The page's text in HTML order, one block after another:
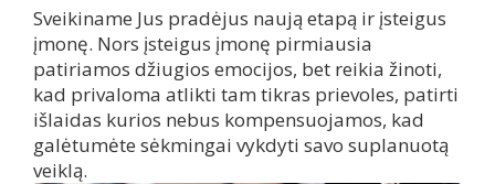
Sveikiname Jus pradėjus naują etapą ir įsteigus
įmonę. Nors įsteigus įmonę pirmiausia
patiriamos džiugios emocijos, bet reikia žinoti,
kad privaloma atlikti tam tikras prievoles, patirti
išlaidas kurios nebus kompensuojamos, kad
galėtumėte sėkmingai vykdyti savo suplanuotą
veiklą.